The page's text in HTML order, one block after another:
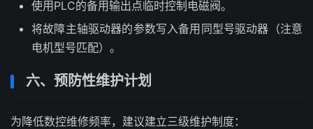
使用PLC的备用输出点临时控制电磁阀。
将故障主轴驱动器的参数写入备用同型号驱动器（注意
电机型号匹配）。
六、预防性维护计划
为降低数控维修频率，建议建立三级维护制度：